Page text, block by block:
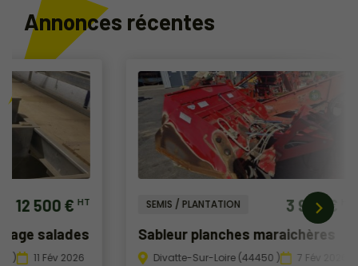
Annonces récentes
SEMIS / PLANTATION 3 990 €HT
Sableur planches maraichères
Divatte-Sur-Loire (44450 ) 7 Fév 2026
LAVAGE
poires /